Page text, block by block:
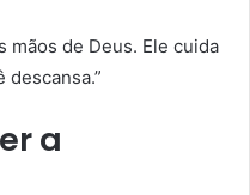
mãos de Deus. Ele cuida
a